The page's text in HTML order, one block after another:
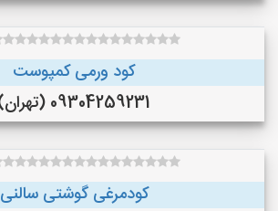
کود ورمی کمپوست
09304259231 (تهران)
کودمرغی گوشتی سالنی